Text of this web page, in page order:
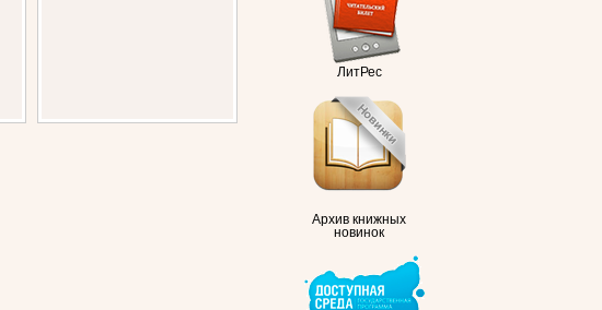
ЛитРес
Архив книжных
новинок